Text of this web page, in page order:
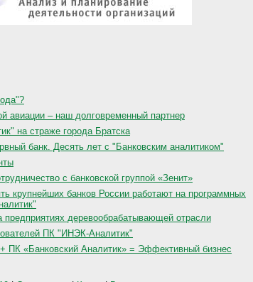
авиации – наш долговременный партнер
на страже города Братска
банк. Десять лет с "Банковским аналитиком"
с банковской группой «Зенит»
крупнейших банков России работают на программных
деревообрабатывающей отрасли
ПК "ИНЭК-Аналитик"
«Банковский Аналитик» = Эффективный бизнес